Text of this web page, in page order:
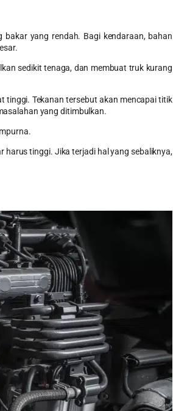
yang rendah. Bagi kendaraan, bahan
sedikit tenaga, dan membuat truk kurang
tinggi. Tekanan tersebut akan mencapai titik
yang ditimbulkan.
harus tinggi. Jika terjadi hal yang sebaliknya,